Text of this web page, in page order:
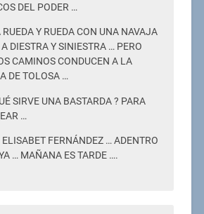
DEL PODER …
Y RUEDA CON UNA NAVAJA
DIESTRA Y SINIESTRA … PERO
CAMINOS CONDUCEN A LA
DE TOLOSA …
SIRVE UNA BASTARDA ? PARA
…
FERNÁNDEZ … ADENTRO
… MAÑANA ES TARDE ….